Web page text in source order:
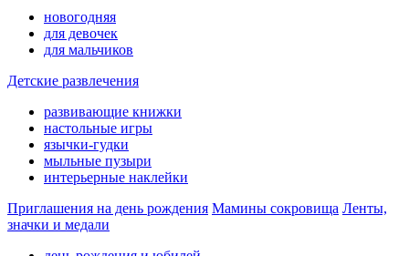
новогодняя
для девочек
для мальчиков
Детские развлечения
развивающие книжки
настольные игры
язычки-гудки
мыльные пузыри
интерьерные наклейки
Приглашения на день рождения Мамины сокровища Ленты,
значки и медали